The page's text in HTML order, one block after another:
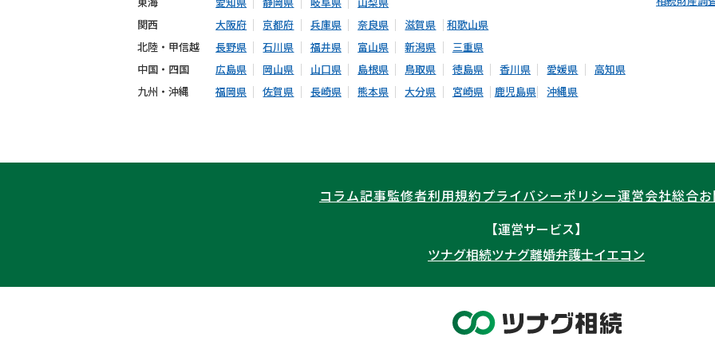
関西
大阪府 京都府 兵庫県 奈良県 滋賀県
和歌山県
北陸・甲信越
長野県 石川県 福井県 富山県 新潟県
三重県
中国・四国
広島県 岡山県 山口県 島根県 鳥取県 徳島県 香川県 愛媛県
高知県
九州・沖縄
福岡県 佐賀県 長崎県 熊本県 大分県 宮崎県 鹿児島県 沖縄県
コラム記事監修者利用規約プライバシーポリシー運営会社総合
【運営サービス】
ツナグ相続ツナグ離婚弁護士イエコン